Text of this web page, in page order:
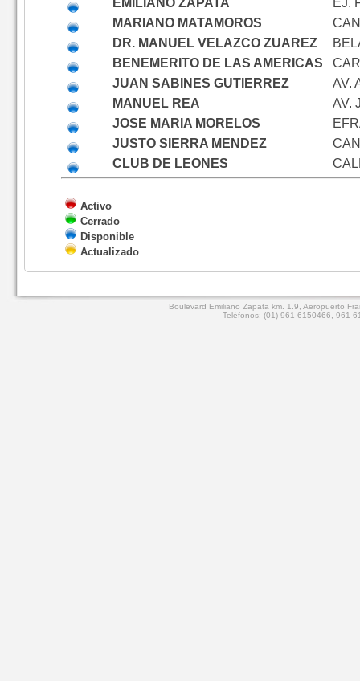
MARIANO MATAMOROS
DR. MANUEL VELAZCO ZUAREZ
BENEMERITO DE LAS AMERICAS
JUAN SABINES GUTIERREZ
AV.
MANUEL REA
AV.
JOSE MARIA MORELOS
JUSTO SIERRA MENDEZ
CLUB DE LEONES
Activo
Cerrado
Disponible
Actualizado
Boulevard Emiliano Zapata km. 1.9, Aeropuerto
Teléfonos: (01) 961 6150466, 961